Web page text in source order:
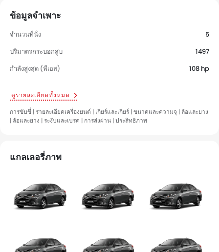
ข้อมูลจำเพาะ
จำนวนที่นั่ง
5
ปริมาตรกระบอกสูบ
1497
กำลังสูงสุด (พีเอส)
108 hp
ดูรายละเอียดทั้งหมด
การขับขี่ | รายละเอียดเครื่องยนต์ | เกียร์และเกียร์ | ขนาดและความจุ | ล้อและยาง
| ล้อและยาง | ระงับและเบรค | การส่งผ่าน | ประสิทธิภาพ
แกลเลอรี่ภาพ